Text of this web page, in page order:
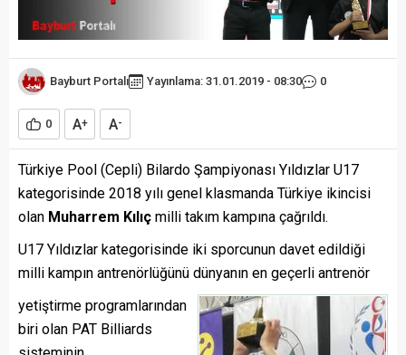
Bayburt Portalı Yayınlama: 31.01.2019 - 08:30 0
0 A+ A-
Türkiye Pool (Cepli) Bilardo Şampiyonası Yıldızlar U17
kategorisinde 2018 yılı genel klasmanda Türkiye ikincisi
olan Muharrem Kılıç milli takım kampına çağrıldı.
U17 Yıldızlar kategorisinde iki sporcunun davet edildiği
milli kampın antrenörlüğünü dünyanın en geçerli antrenör
yetiştirme programlarından
biri olan PAT Billiards